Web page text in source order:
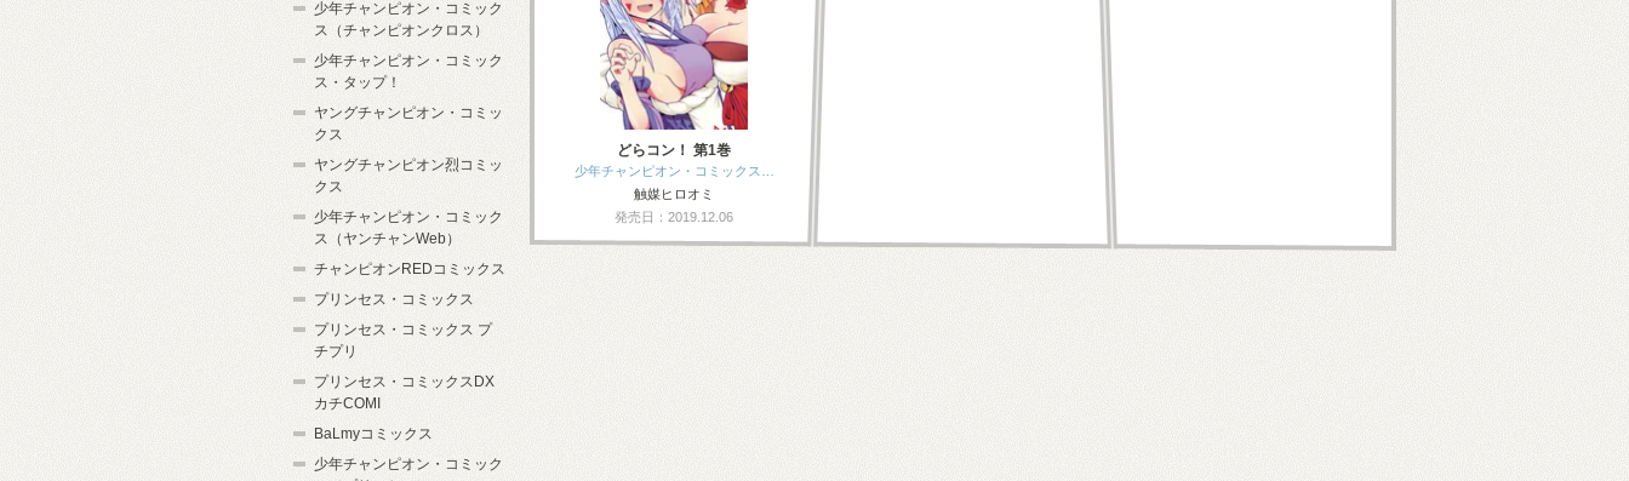
どらコン！ 第1巻
少年チャンピオン・コミックス…
触媒ヒロオミ
発売日：2019.12.06
少年チャンピオン・コミック
ス（チャンピオンクロス）
少年チャンピオン・コミック
ス・タップ！
ヤングチャンピオン・コミッ
クス
ヤングチャンピオン烈コミッ
クス
少年チャンピオン・コミック
ス（ヤンチャンWeb）
チャンピオンREDコミックス
プリンセス・コミックス
プリンセス・コミックス プ
チプリ
プリンセス・コミックスDX
カチCOMI
BaLmyコミックス
少年チャンピオン・コミック